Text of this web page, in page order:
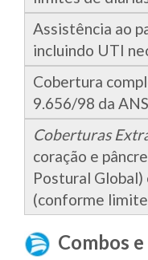
Assistência ao
incluindo UTI
Cobertura
9.656/98 da
Coberturas
coração e
Postural
(conforme
Combos